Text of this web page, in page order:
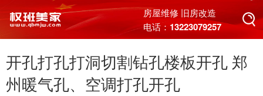
搜索
房屋维修 旧房改造
电话：13223079257
搜索
开孔打孔打洞切割钻孔楼板开孔 郑
州暖气孔、空调打孔开孔